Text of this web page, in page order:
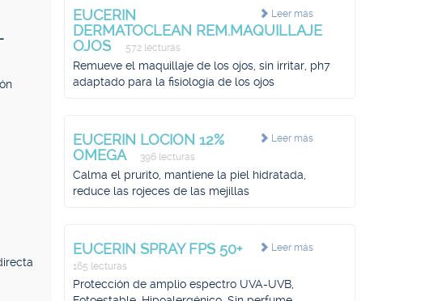
Leer más
EUCERIN
DERMATOCLEAN REM.MAQUILLAJE
OJOS
572 lecturas
Remueve el maquillaje de los ojos, sin irritar, ph7
adaptado para la fisiología de los ojos
Leer más
EUCERIN LOCION 12%
OMEGA
396 lecturas
Calma el prurito, mantiene la piel hidratada,
reduce las rojeces de las mejillas
Leer más
EUCERIN SPRAY FPS 50+
165 lecturas
Protección de amplio espectro UVA-UVB,